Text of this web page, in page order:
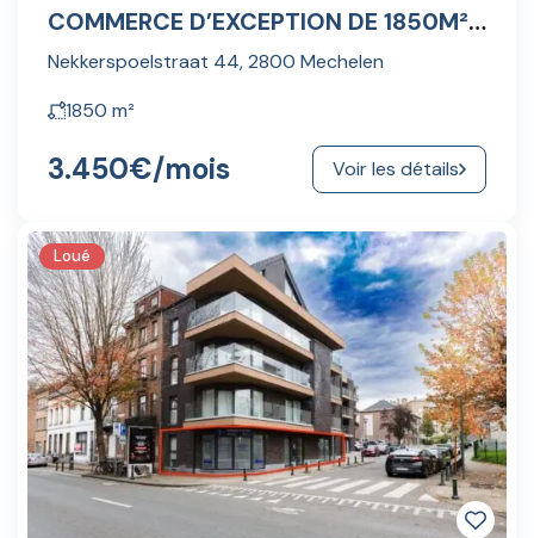
COMMERCE D’EXCEPTION DE 1850M² – À LOUER
Nekkerspoelstraat 44, 2800 Mechelen
1850 m²
3.450€/mois Voir les détails
Loué